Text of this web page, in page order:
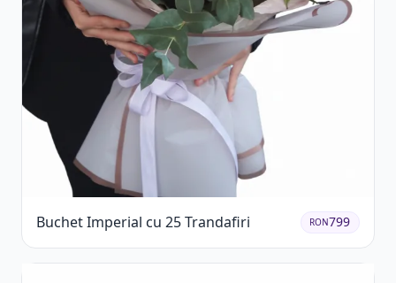
Buchet Imperial cu 25 Trandafiri RON799